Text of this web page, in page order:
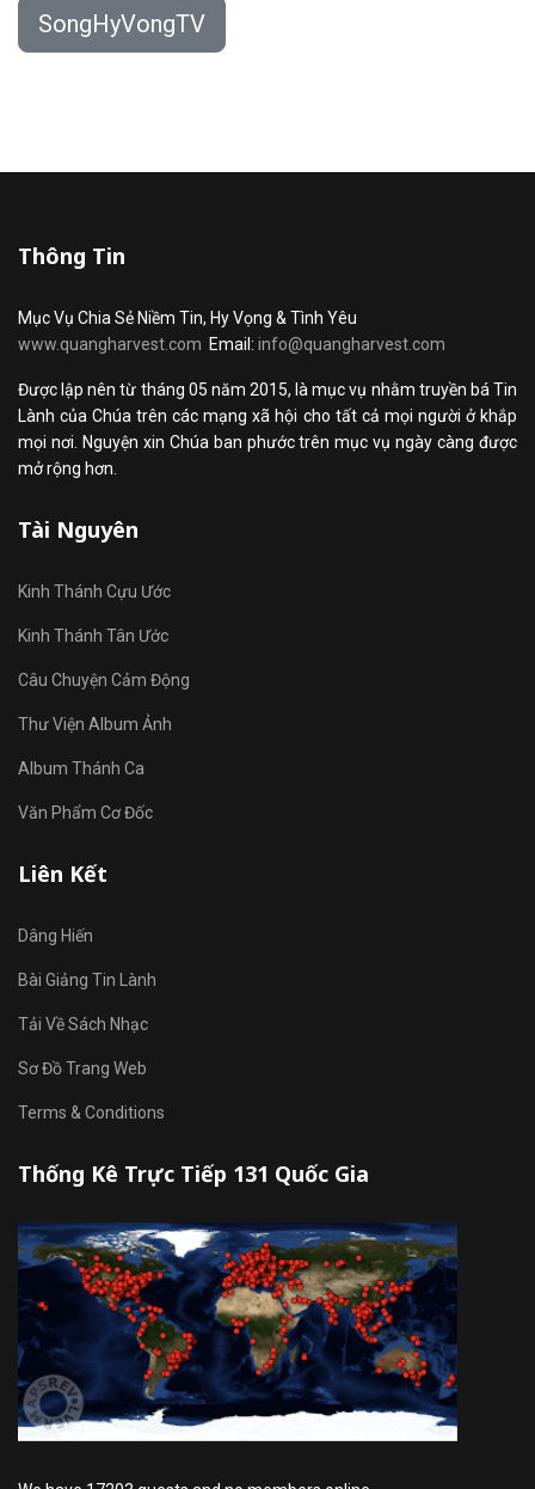
SongHyVongTV
Thông Tin
Mục Vụ Chia Sẻ Niềm Tin, Hy Vọng & Tình Yêu
www.quangharvest.com Email: info@quangharvest.com
Được lập nên từ tháng 05 năm 2015, là mục vụ nhằm truyền bá Tin
Lành của Chúa trên các mạng xã hội cho tất cả mọi người ở khắp
mọi nơi. Nguyện xin Chúa ban phước trên mục vụ ngày càng được
mở rộng hơn.
Tài Nguyên
Kinh Thánh Cựu Ước
Kinh Thánh Tân Ước
Câu Chuyện Cảm Động
Thư Viện Album Ảnh
Album Thánh Ca
Văn Phẩm Cơ Đốc
Liên Kết
Dâng Hiến
Bài Giảng Tin Lành
Tải Về Sách Nhạc
Sơ Đồ Trang Web
Terms & Conditions
Thống Kê Trực Tiếp 131 Quốc Gia